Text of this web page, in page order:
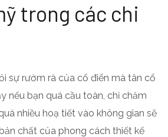
trong các chi
sự rườm rà của cổ điển mà tân cổ
nếu bạn quá cầu toàn, chỉ chăm
nhiều hoạ tiết vào không gian sẽ
chất của phong cách thiết kế